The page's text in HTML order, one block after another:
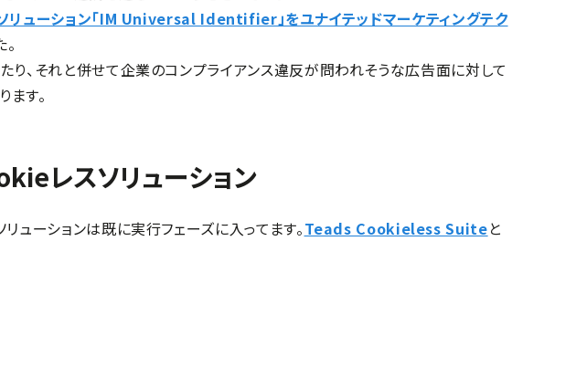
リューション「IM Universal Identifier」をユナイテッドマーケティングテク
、それと併せて企業のコンプライアンス違反が問われそうな広告面に対して
す。
レスソリューション
ューションは既に実行フェーズに入ってます。Teads Cookieless Suiteと